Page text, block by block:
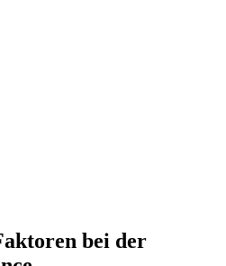
bei der